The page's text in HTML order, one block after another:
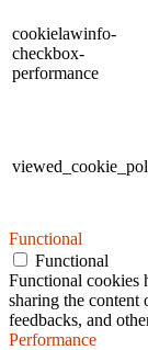
cookielawinfo-
checkbox-
performance
Functional
Functional
Functional cookies
sharing the content
feedbacks, and
Performance